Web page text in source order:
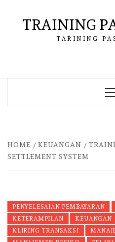
contentTRAINING
TARINING
HOME KEUANGAN
SETTLEMENT SYSTEM
PENYELESAIAN PEMBAYARAN
KETERAMPILAN
KEUANGAN
KLIRING TRANSAKSI